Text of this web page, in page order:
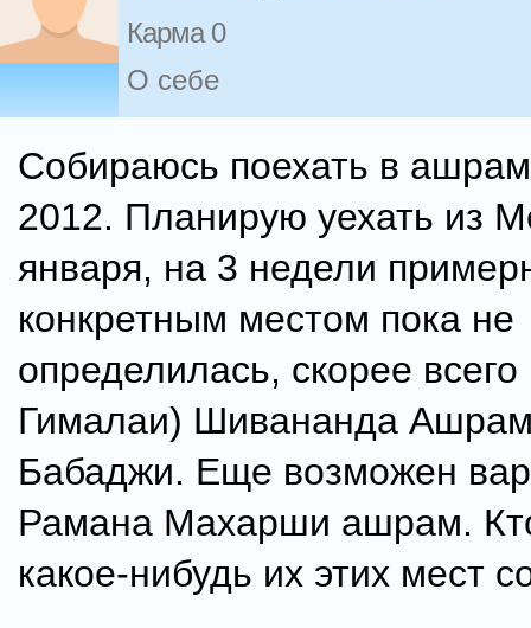
Карма 0
О себе
Собираюсь поехать в
2012. Планирую уехать из
января, на 3 недели
конкретным местом пока не
определилась, скорее
Гималаи) Шивананда
Бабаджи. Еще возможен
Рамана Махарши ашрам.
какое-нибудь их этих мест